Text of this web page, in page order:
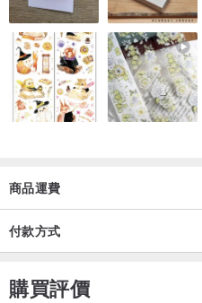
迷失在分娩過程中發生意外，因
提前為您的理解，多謝你。
請隨時免費的，如果您有任何問
商品運費
付款方式
購買評價